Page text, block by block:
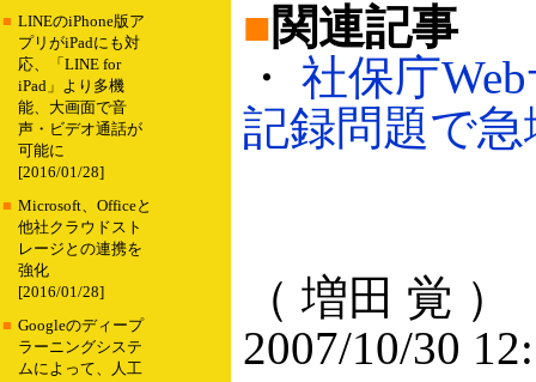
■ LINEのiPhone版ア
プリがiPadにも対
応、「LINE for
iPad」より多機
能、大画面で音
声・ビデオ通話が
可能に
[2016/01/28]
■ Microsoft、Officeと
他社クラウドスト
レージとの連携を
強化
[2016/01/28]
■ Googleのディープ
ラーニングシステ
ムによって、人工
■関連記事
・ 社保庁
記録問題で急
（ 増田 覚 ）
2007/10/30